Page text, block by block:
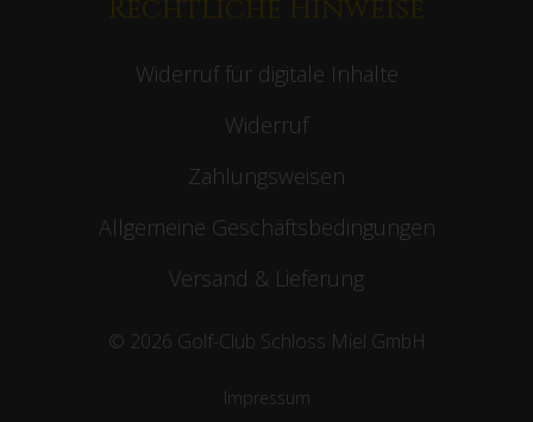
Rechtliche Hinweise
Widerruf für digitale Inhalte
Widerruf
Zahlungsweisen
Allgemeine Geschäftsbedingungen
Versand & Lieferung
© 2026 Golf-Club Schloss Miel GmbH
Impressum